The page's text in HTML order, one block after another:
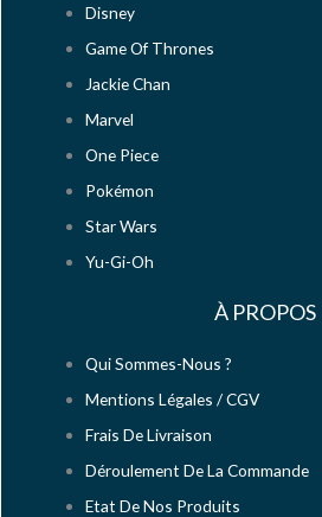
Disney
Game Of Thrones
Jackie Chan
Marvel
One Piece
Pokémon
Star Wars
Yu-Gi-Oh
À PROPOS
Qui Sommes-Nous ?
Mentions Légales / CGV
Frais De Livraison
Déroulement De La Commande
Etat De Nos Produits